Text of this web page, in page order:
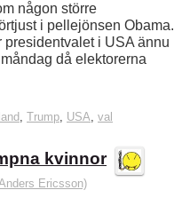
någon större
i pellejönsen Obama.
presidentvalet i USA ännu
då elektorerna
, Trump, USA, val
kvinnor
Ericsson)